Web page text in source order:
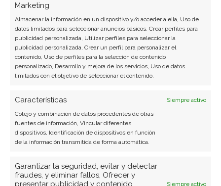
Marketing
Almacenar la información en un dispositivo y/o acceder a ella, Uso de
datos limitados para seleccionar anuncios básicos, Crear perfiles para
publicidad personalizada, Utilizar perfiles para seleccionar la
publicidad personalizada, Crear un perfil para personalizar el
contenido, Uso de perfiles para la selección de contenido
personalizado, Desarrollo y mejora de los servicios, Uso de datos
limitados con el objetivo de seleccionar el contenido.
Características
Siempre activo
Cotejo y combinación de datos procedentes de otras
fuentes de información, Vincular diferentes
dispositivos, Identificación de dispositivos en función
de la información transmitida de forma automática.
Garantizar la seguridad, evitar y detectar
fraudes, y eliminar fallos, Ofrecer y
presentar publicidad y contenido,
Siempre activo